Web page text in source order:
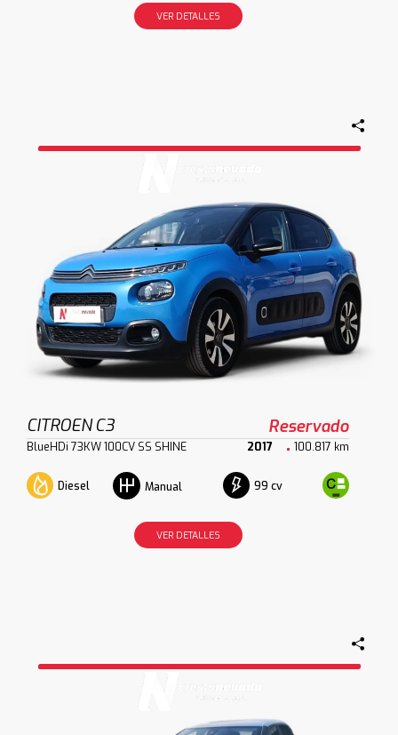
VER DETALLES
CITROEN C3 Reservado
BlueHDi 73KW 100CV SS SHINE 2017 100.817 km
Diesel Manual 99 cv
VER DETALLES